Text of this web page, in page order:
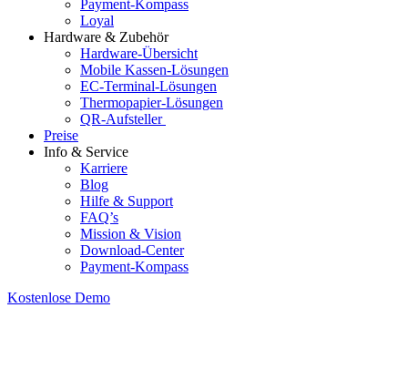
Payment-Kompass
Loyal
Hardware & Zubehör
Hardware-Übersicht
Mobile Kassen-Lösungen
EC-Terminal-Lösungen
Thermopapier-Lösungen
QR-Aufsteller
Preise
Info & Service
Karriere
Blog
Hilfe & Support
FAQ’s
Mission & Vision
Download-Center
Payment-Kompass
Kostenlose Demo